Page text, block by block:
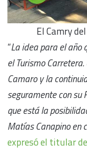
El Camry
“La idea para el año
el Turismo
Camaro y la
seguramente con su
que está la
Matías Canapino en
expresó el titular